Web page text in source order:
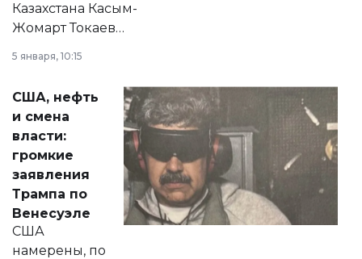
Казахстана Касым-
Жомарт Токаев
сразу несколько
актуальных тем —
от слухов о
политических
реформах до
вопросов армии,
экономики и
личного здоровья.
5 января, 10:15
США, нефть
и смена
власти:
громкие
заявления
Трампа по
Венесуэле
США
намерены, по